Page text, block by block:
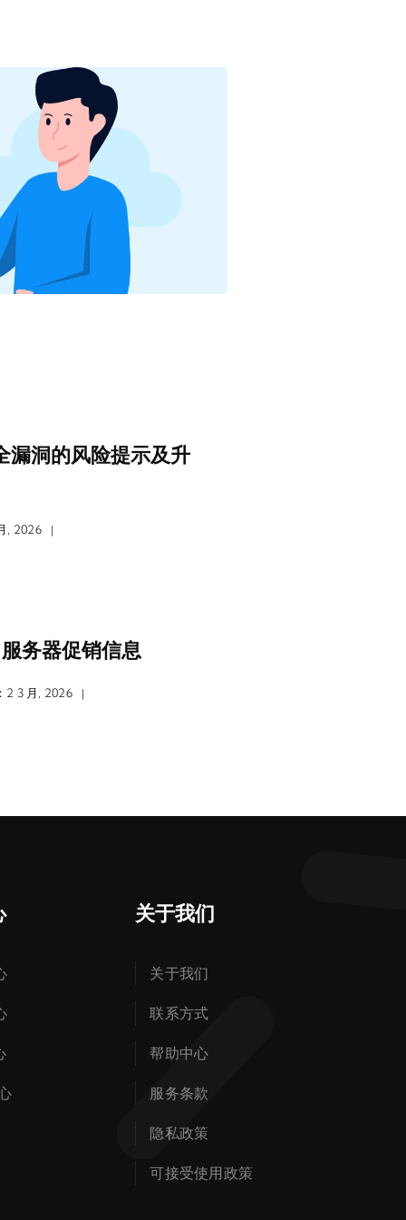
洞的风险提示及升
, 2026 |
务器促销信息
2 3 月, 2026 |
关于我们
关于我们
联系方式
帮助中心
服务条款
隐私政策
可接受使用政策